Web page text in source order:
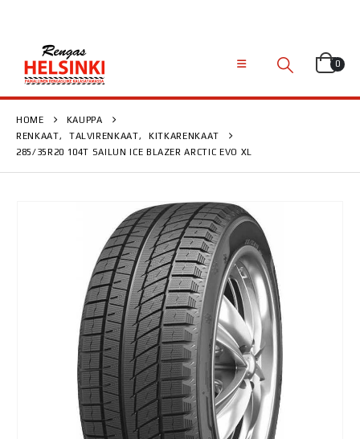
0
HOME
KAUPPA
RENKAAT, TALVIRENKAAT,
KITKARENKAAT
285/35R20 104T SAILUN ICE BLAZER ARCTIC EVO XL